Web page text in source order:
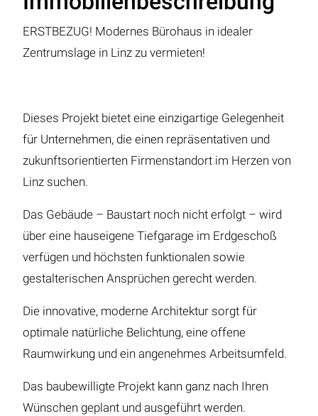
ERSTBEZUG! Modernes Bürohaus in idealer
Zentrumslage in Linz zu vermieten!
Dieses Projekt bietet eine einzigartige Gelegenheit
für Unternehmen, die einen repräsentativen und
zukunftsorientierten Firmenstandort im Herzen von
Linz suchen.
Das Gebäude – Baustart noch nicht erfolgt – wird
über eine hauseigene Tiefgarage im Erdgeschoß
verfügen und höchsten funktionalen sowie
gestalterischen Ansprüchen gerecht werden.
Die innovative, moderne Architektur sorgt für
optimale natürliche Belichtung, eine offene
Raumwirkung und ein angenehmes Arbeitsumfeld.
Das baubewilligte Projekt kann ganz nach Ihren
Wünschen geplant und ausgeführt werden.